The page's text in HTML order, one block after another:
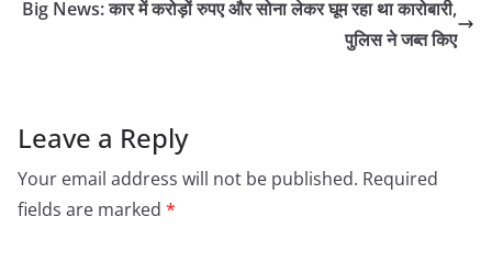
Big News: कार में करोड़ों रुपए और सोना लेकर घूम रहा था कारोबारी,
पुलिस ने जब्त किए
Leave a Reply
Your email address will not be published. Required
fields are marked *